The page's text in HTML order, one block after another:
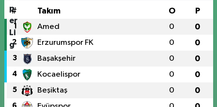
# Takım O P
1 Amed 0 0
2 Erzurumspor FK 0 0
3 Başakşehir 0 0
4 Kocaelispor 0 0
5 Beşiktaş 0 0